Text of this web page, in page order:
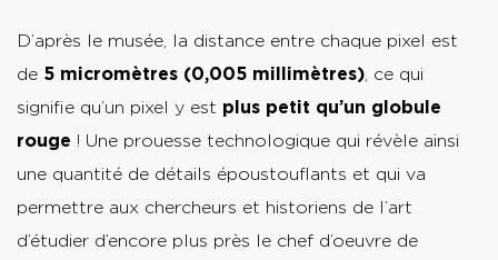
D’après le musée, la distance entre chaque pixel est
de 5 micromètres (0,005 millimètres) , ce qui
signifie qu’un pixel y est plus petit qu’un globule
rouge ! Une prouesse technologique qui révèle ainsi
une quantité de détails époustouflants et qui va
permettre aux chercheurs et historiens de l’art
d’étudier d’encore plus près le chef d’oeuvre de